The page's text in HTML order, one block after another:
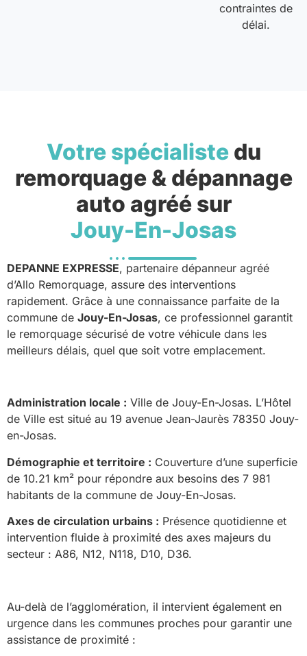
contraintes de
délai.
Votre spécialistedu
remorquage & dépannage
auto agréé sur
Jouy-En-Josas
DEPANNE EXPRESSE, partenaire dépanneur agréé
d’Allo Remorquage, assure des interventions
rapidement. Grâce à une connaissance parfaite de la
commune de Jouy-En-Josas, ce professionnel garantit
le remorquage sécurisé de votre véhicule dans les
meilleurs délais, quel que soit votre emplacement.
Administration locale : Ville de Jouy-En-Josas. L’Hôtel
de Ville est situé au 19 avenue Jean-Jaurès 78350 Jouy-
en-Josas.
Démographie et territoire : Couverture d’une superficie
de 10.21 km² pour répondre aux besoins des 7 981
habitants de la commune de Jouy-En-Josas.
Axes de circulation urbains : Présence quotidienne et
intervention fluide à proximité des axes majeurs du
secteur : A86, N12, N118, D10, D36.
Au-delà de l’agglomération, il intervient également en
urgence dans les communes proches pour garantir une
assistance de proximité :